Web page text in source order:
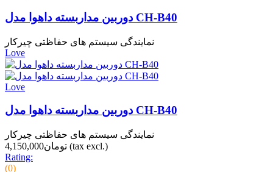
دوربین مداربسته داهوا مدل CH-B40
نمایندگی سیستم های حفاظتی چیرکار
Love
Love
دوربین مداربسته داهوا مدل CH-B40
نمایندگی سیستم های حفاظتی چیرکار
تومان4,150,000 (tax excl.)
Rating:
(0)